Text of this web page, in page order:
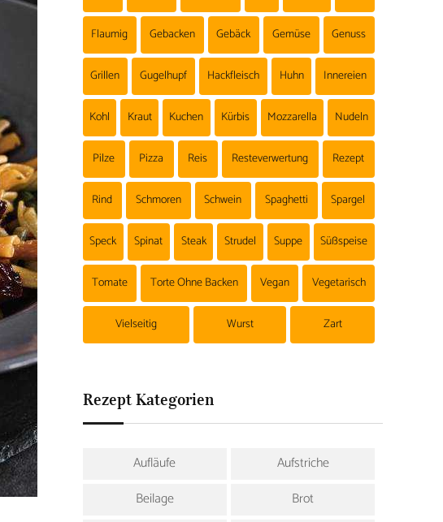
Flaumig Gebacken Gebäck Gemüse Genuss
Grillen Gugelhupf Hackfleisch Huhn Innereien
Kohl Kraut Kuchen Kürbis Mozzarella Nudeln
Pilze Pizza Reis Resteverwertung Rezept
Rind Schmoren Schwein Spaghetti Spargel
Speck Spinat Steak Strudel Suppe Süßspeise
Tomate Torte Ohne Backen Vegan Vegetarisch
Vielseitig Wurst Zart
Rezept Kategorien
Aufläufe
Aufstriche
Beilage
Brot